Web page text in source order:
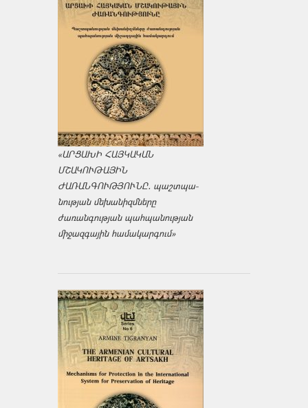
«ԱՐՑԱԽԻ ՀԱՅԿԱԿԱՆ
ՄՇԱԿՈՒԹԱՅԻՆ
ԺԱՌԱՆԳՈՒԹՅՈՒՆԸ․ պաշտպա­
նության մեխանիզմները
ժառանգության պահպանության
միջազ­գային համակարգում»